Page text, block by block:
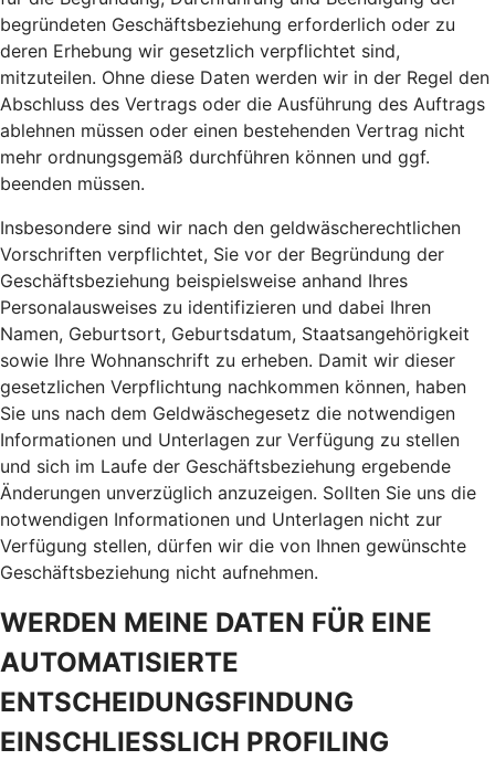
begründeten Geschäftsbeziehung erforderlich oder zu
deren Erhebung wir gesetzlich verpflichtet sind,
mitzuteilen. Ohne diese Daten werden wir in der Regel den
Abschluss des Vertrags oder die Ausführung des Auftrags
ablehnen müssen oder einen bestehenden Vertrag nicht
mehr ordnungsgemäß durchführen können und ggf.
beenden müssen.
Insbesondere sind wir nach den geldwäscherechtlichen
Vorschriften verpflichtet, Sie vor der Begründung der
Geschäftsbeziehung beispielsweise anhand Ihres
Personalausweises zu identifizieren und dabei Ihren
Namen, Geburtsort, Geburtsdatum, Staatsangehörigkeit
sowie Ihre Wohnanschrift zu erheben. Damit wir dieser
gesetzlichen Verpflichtung nachkommen können, haben
Sie uns nach dem Geldwäschegesetz die notwendigen
Informationen und Unterlagen zur Verfügung zu stellen
und sich im Laufe der Geschäftsbeziehung ergebende
Änderungen unverzüglich anzuzeigen. Sollten Sie uns die
notwendigen Informationen und Unterlagen nicht zur
Verfügung stellen, dürfen wir die von Ihnen gewünschte
Geschäftsbeziehung nicht aufnehmen.
WERDEN MEINE DATEN FÜR EINE
AUTOMATISIERTE
ENTSCHEIDUNGSFINDUNG
EINSCHLIESSLICH PROFILING